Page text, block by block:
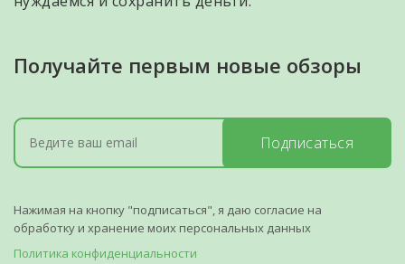
Получайте первым новые обзоры
Подписаться
Нажимая на кнопку "подписаться", я даю согласие на
обработку и хранение моих персональных данных
Политика конфиденциальности